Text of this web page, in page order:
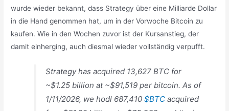
wurde wieder bekannt, dass Strategy über eine Milliarde Dollar
in die Hand genommen hat, um in der Vorwoche Bitcoin zu
kaufen. Wie in den Wochen zuvor ist der Kursanstieg, der
damit einherging, auch diesmal wieder vollständig verpufft.
Strategy has acquired 13,627 BTC for
~$1.25 billion at ~$91,519 per bitcoin. As of
1/11/2026, we hodl 687,410$BTC acquired